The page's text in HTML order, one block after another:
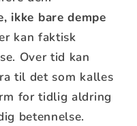
ikke bare dempe
kan faktisk
Over tid kan
til det som kalles
for tidlig aldring
betennelse.